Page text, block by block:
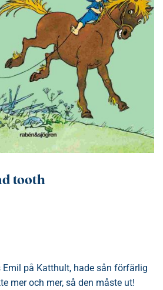
tooth
på Katthult, hade sån förfärlig
mer och mer, så den måste ut!